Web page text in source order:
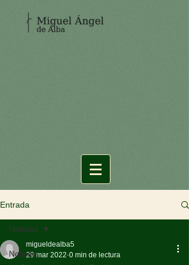
Entrada
Noticias
Noticias
migueldealba5
29 mar 2022 0 min de lectura